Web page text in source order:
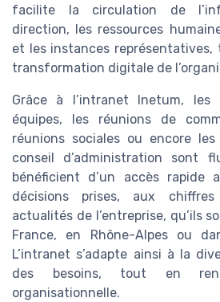
facilite la circulation de
direction, les ressources
et les instances
transformation digitale de
Grâce à l’intranet Inetum, les
équipes, les réunions de
réunions sociales ou encore
conseil d’administration sont
bénéficient d’un accès rapide
décisions prises, aux
actualités de l’entreprise, qu’ils
France, en Rhône-Alpes ou
L’intranet s’adapte ainsi à la
des besoins, tout en
organisationnelle.